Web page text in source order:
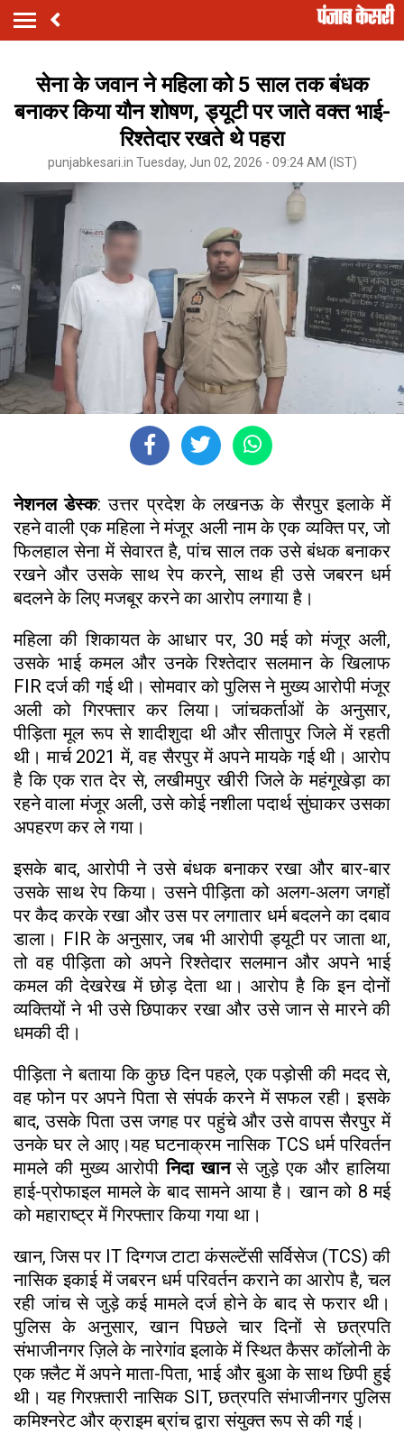
सेना के जवान ने महिला को 5 साल तक बंधक
बनाकर किया यौन शोषण, ड्यूटी पर जाते वक्त भाई-
रिश्तेदार रखते थे पहरा
punjabkesari.in Tuesday, Jun 02, 2026 - 09:24 AM (IST)
नेशनल डेस्क: उत्तर प्रदेश के लखनऊ के सैरपुर इलाके में
रहने वाली एक महिला ने मंजूर अली नाम के एक व्यक्ति पर, जो
फिलहाल सेना में सेवारत है, पांच साल तक उसे बंधक बनाकर
रखने और उसके साथ रेप करने, साथ ही उसे जबरन धर्म
बदलने के लिए मजबूर करने का आरोप लगाया है।
महिला की शिकायत के आधार पर, 30 मई को मंजूर अली,
उसके भाई कमल और उनके रिश्तेदार सलमान के खिलाफ
FIR दर्ज की गई थी। सोमवार को पुलिस ने मुख्य आरोपी मंजूर
अली को गिरफ्तार कर लिया। जांचकर्ताओं के अनुसार,
पीड़िता मूल रूप से शादीशुदा थी और सीतापुर जिले में रहती
थी। मार्च 2021 में, वह सैरपुर में अपने मायके गई थी। आरोप
है कि एक रात देर से, लखीमपुर खीरी जिले के महंगूखेड़ा का
रहने वाला मंजूर अली, उसे कोई नशीला पदार्थ सुंघाकर उसका
अपहरण कर ले गया।
इसके बाद, आरोपी ने उसे बंधक बनाकर रखा और बार-बार
उसके साथ रेप किया। उसने पीड़िता को अलग-अलग जगहों
पर कैद करके रखा और उस पर लगातार धर्म बदलने का दबाव
डाला। FIR के अनुसार, जब भी आरोपी ड्यूटी पर जाता था,
तो वह पीड़िता को अपने रिश्तेदार सलमान और अपने भाई
कमल की देखरेख में छोड़ देता था। आरोप है कि इन दोनों
व्यक्तियों ने भी उसे छिपाकर रखा और उसे जान से मारने की
धमकी दी।
पीड़िता ने बताया कि कुछ दिन पहले, एक पड़ोसी की मदद से,
वह फोन पर अपने पिता से संपर्क करने में सफल रही। इसके
बाद, उसके पिता उस जगह पर पहुंचे और उसे वापस सैरपुर में
उनके घर ले आए।यह घटनाक्रम नासिक TCS धर्म परिवर्तन
मामले की मुख्य आरोपीनिदा खानसे जुड़े एक और हालिया
हाई-प्रोफाइल मामले के बाद सामने आया है। खान को 8 मई
को महाराष्ट्र में गिरफ्तार किया गया था।
खान, जिस पर IT दिग्गज टाटा कंसल्टेंसी सर्विसेज (TCS) की
नासिक इकाई में जबरन धर्म परिवर्तन कराने का आरोप है, चल
रही जांच से जुड़े कई मामले दर्ज होने के बाद से फरार थी।
पुलिस के अनुसार, खान पिछले चार दिनों से छत्रपति
संभाजीनगर ज़िले के नारेगांव इलाके में स्थित कैसर कॉलोनी के
एक फ़्लैट में अपने माता-पिता, भाई और बुआ के साथ छिपी हुई
थी। यह गिरफ़्तारी नासिक SIT, छत्रपति संभाजीनगर पुलिस
कमिश्नरेट और क्राइम ब्रांच द्वारा संयुक्त रूप से की गई।